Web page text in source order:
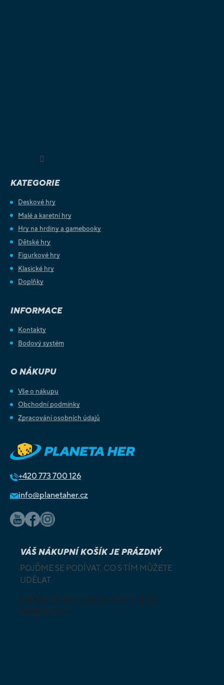
KATEGORIE
Deskové hry
Malé a karetní hry
Hry na hrdiny a gamebooky
Dětské hry
Figurkové hry
Klasické hry
Doplňky
INFORMACE
Kontakty
Bodový systém
O NÁKUPU
Vše o nákupu
Obchodní podmínky
Zpracování osobních údajů
+420 773 700 126
info@planetaher.cz
VÁŠ NÁKUPNÍ KOŠÍK JE PRÁZDNÝ
POJĎME SE PODÍVAT, CO S TÍM MŮŽETE
UDĚLAT
MŮŽETE PROZKOUMAT NAŠI
NABÍDKU